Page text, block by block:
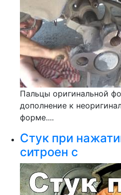
Пальцы оригинальной
дополнение к
форме....
Стук при
ситроен с